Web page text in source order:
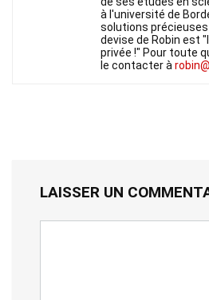
à l'université de
solutions
devise de Robin est
privée !" Pour toute
le contacter à
LAISSER UN